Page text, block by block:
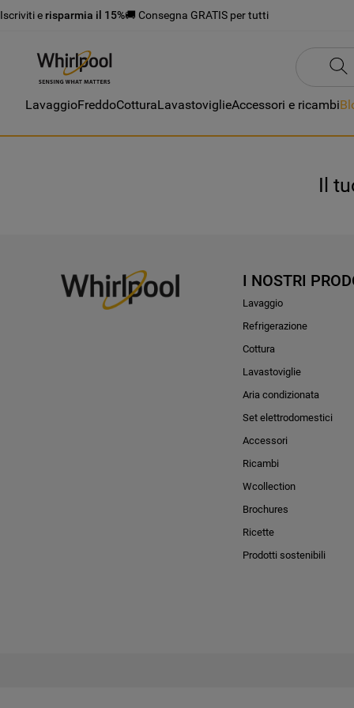
Iscriviti e risparmia il 15%🚚 Consegna GRATIS per tutti
LavaggioFreddoCotturaLavastoviglieAccessori e ricambi
Il
I NOSTRI
Lavaggio
Refrigerazione
Cottura
Lavastoviglie
Aria condizionata
Set elettrodomestici
Accessori
Ricambi
Wcollection
Brochures
Ricette
Prodotti sostenibili